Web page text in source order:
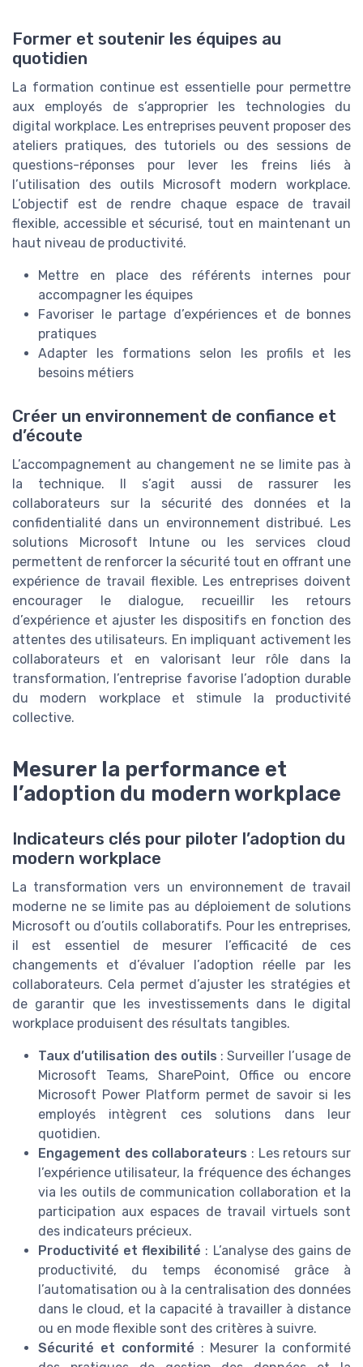
Former et soutenir les équipes au
quotidien
La formation continue est essentielle pour permettre
aux employés de s’approprier les technologies du
digital workplace. Les entreprises peuvent proposer des
ateliers pratiques, des tutoriels ou des sessions de
questions-réponses pour lever les freins liés à
l’utilisation des outils Microsoft modern workplace.
L’objectif est de rendre chaque espace de travail
flexible, accessible et sécurisé, tout en maintenant un
haut niveau de productivité.
Mettre en place des référents internes pour
accompagner les équipes
Favoriser le partage d’expériences et de bonnes
pratiques
Adapter les formations selon les profils et les
besoins métiers
Créer un environnement de confiance et
d’écoute
L’accompagnement au changement ne se limite pas à
la technique. Il s’agit aussi de rassurer les
collaborateurs sur la sécurité des données et la
confidentialité dans un environnement distribué. Les
solutions Microsoft Intune ou les services cloud
permettent de renforcer la sécurité tout en offrant une
expérience de travail flexible. Les entreprises doivent
encourager le dialogue, recueillir les retours
d’expérience et ajuster les dispositifs en fonction des
attentes des utilisateurs. En impliquant activement les
collaborateurs et en valorisant leur rôle dans la
transformation, l’entreprise favorise l’adoption durable
du modern workplace et stimule la productivité
collective.
Mesurer la performance et
l’adoption du modern workplace
Indicateurs clés pour piloter l’adoption du
modern workplace
La transformation vers un environnement de travail
moderne ne se limite pas au déploiement de solutions
Microsoft ou d’outils collaboratifs. Pour les entreprises,
il est essentiel de mesurer l’efficacité de ces
changements et d’évaluer l’adoption réelle par les
collaborateurs. Cela permet d’ajuster les stratégies et
de garantir que les investissements dans le digital
workplace produisent des résultats tangibles.
Taux d’utilisation des outils : Surveiller l’usage de
Microsoft Teams, SharePoint, Office ou encore
Microsoft Power Platform permet de savoir si les
employés intègrent ces solutions dans leur
quotidien.
Engagement des collaborateurs : Les retours sur
l’expérience utilisateur, la fréquence des échanges
via les outils de communication collaboration et la
participation aux espaces de travail virtuels sont
des indicateurs précieux.
Productivité et flexibilité : L’analyse des gains de
productivité, du temps économisé grâce à
l’automatisation ou à la centralisation des données
dans le cloud, et la capacité à travailler à distance
ou en mode flexible sont des critères à suivre.
Sécurité et conformité : Mesurer la conformité